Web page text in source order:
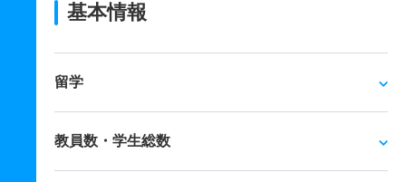
基本情報
留学
教員数・学生総数